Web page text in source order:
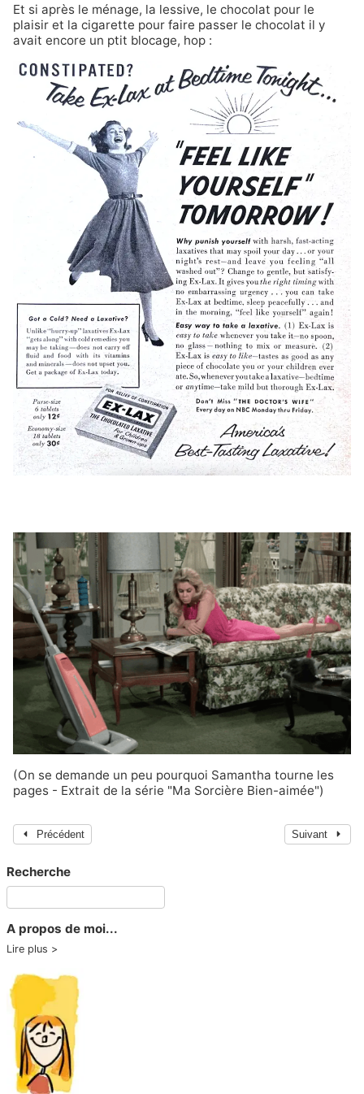
Et si après le ménage, la lessive, le chocolat pour le
plaisir et la cigarette pour faire passer le chocolat il y
avait encore un ptit blocage, hop :
(On se demande un peu pourquoi Samantha tourne les
pages - Extrait de la série "Ma Sorcière Bien-aimée")
Précédent Suivant
Recherche
A propos de moi...
Lire plus